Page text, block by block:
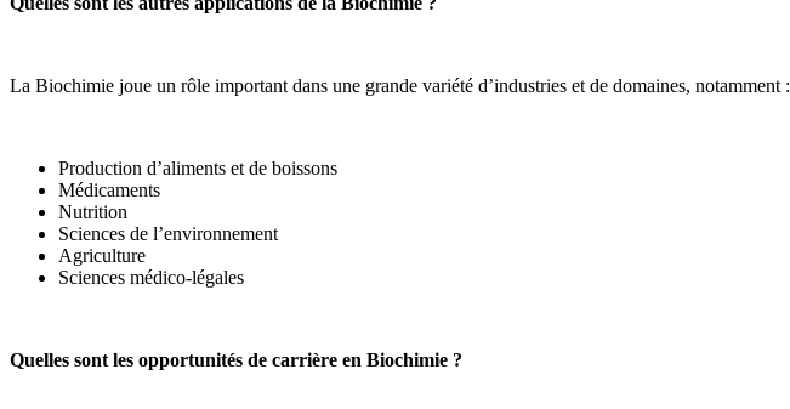
La Biochimie joue un rôle important dans une grande variété d’industries et de domaines, notamment :
Production d’aliments et de boissons
Médicaments
Nutrition
Sciences de l’environnement
Agriculture
Sciences médico-légales
Quelles sont les opportunités de carrière en Biochimie ?